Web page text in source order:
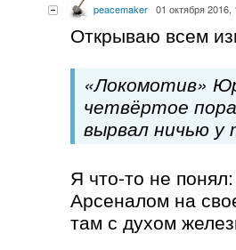
peacemaker 01 октября 2016,
Открываю всем
«Локомотив»
четвёртое
вырвал ничью у
Я что-то не
Арсеналом на
там с духом